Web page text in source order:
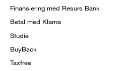
Finansiering med Resurs Bank
Betal med Klarna
Studie
BuyBack
Taxfree